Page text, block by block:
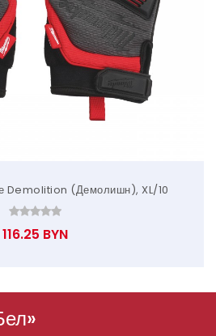
Demolition (Демолишн), XL/10
116.25 BYN